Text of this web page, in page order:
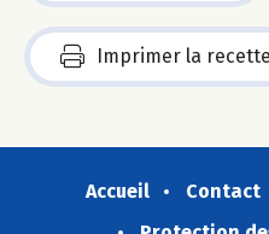
Imprimer la recette
Accueil Contact